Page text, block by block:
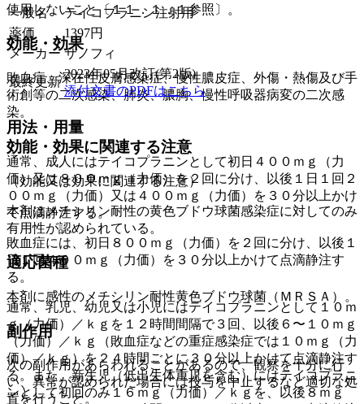
使用しないこと〔１１．１．１参照〕。
効能・効果
敗血症、深在性皮膚感染症、慢性膿皮症、外傷・熱傷及び手
術創等の二次感染、肺炎、膿胸、慢性呼吸器病変の二次感
染。
効能・効果に関連する注意
（効能又は効果に関連する注意）
本剤はメチシリン耐性の黄色ブドウ球菌感染症に対してのみ
有用性が認められている。
適応菌種
本剤に感性のメチシリン耐性黄色ブドウ球菌（ＭＲＳＡ）。
副作用
次の副作用があらわれることがあるので、観察を十分に行
い、異常が認められた場合には投与を中止するなど適切な処
置を行うこと。
一般名
テイコプラニン注射用
薬価
1397円
メーカー サノフィ
最終更新
2023年05月改訂(第2版)
添付文書のPDFはこちら
用法・用量
通常、成人にはテイコプラニンとして初日４００ｍｇ（力
価）又は８００ｍｇ（力価）を２回に分け、以後１日１回２
００ｍｇ（力価）又は４００ｍｇ（力価）を３０分以上かけ
て点滴静注する。
敗血症には、初日８００ｍｇ（力価）を２回に分け、以後１
日１回４００ｍｇ（力価）を３０分以上かけて点滴静注す
る。
通常、乳児、幼児又は小児にはテイコプラニンとして１０ｍ
ｇ（力価）／ｋｇを１２時間間隔で３回、以後６〜１０ｍｇ
（力価）／ｋｇ（敗血症などの重症感染症では１０ｍｇ（力
価）／ｋｇ）を２４時間ごとに３０分以上かけて点滴静注す
る。また、新生児（低出生体重児を含む）にはテイコプラニ
ンとして初回のみ１６ｍｇ（力価）／ｋｇを、以後８ｍｇ